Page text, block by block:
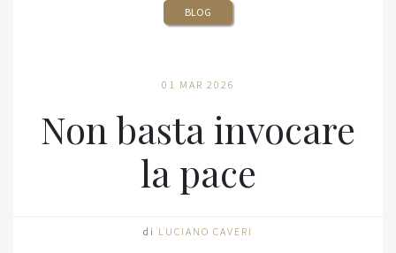
BLOG
01 MAR 2026
Non basta invocare
la pace
di LUCIANO CAVERI